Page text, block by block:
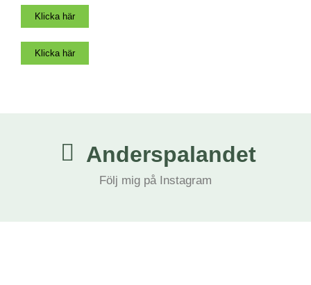
Klicka här
Klicka här
Anderspalandet
Följ mig på Instagram